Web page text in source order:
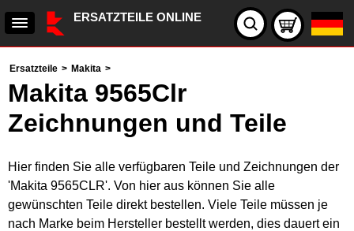
ERSATZTEILE ONLINE
Ersatzteile > Makita >
Makita 9565Clr
Zeichnungen und Teile
Hier finden Sie alle verfügbaren Teile und Zeichnungen der
'Makita 9565CLR'. Von hier aus können Sie alle
gewünschten Teile direkt bestellen. Viele Teile müssen je
nach Marke beim Hersteller bestellt werden, dies dauert ein